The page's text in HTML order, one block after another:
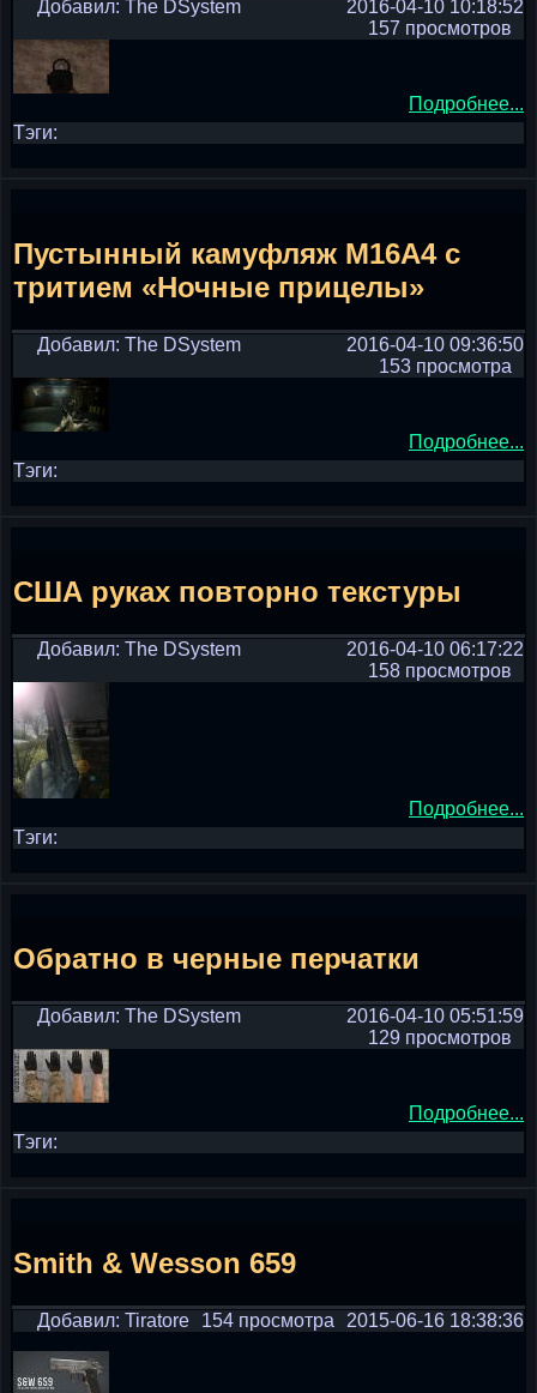
Добавил: The DSystem
2016-04-10 10:18:52
157 просмотров
Подробнее...
Тэги:
Пустынный камуфляж M16A4 с
тритием «Ночные прицелы»
Добавил: The DSystem
2016-04-10 09:36:50
153 просмотра
Подробнее...
Тэги:
США руках повторно текстуры
Добавил: The DSystem
2016-04-10 06:17:22
158 просмотров
Подробнее...
Тэги:
Обратно в черные перчатки
Добавил: The DSystem
2016-04-10 05:51:59
129 просмотров
Подробнее...
Тэги:
Smith & Wesson 659
Добавил: Tiratore 2015-06-16 18:38:36
154 просмотра